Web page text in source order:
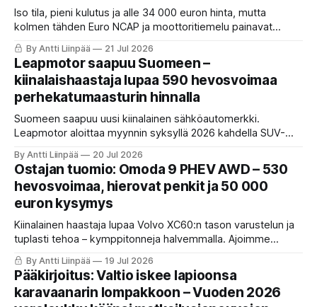
Iso tila, pieni kulutus ja alle 34 000 euron hinta, mutta
kolmen tähden Euro NCAP ja moottoritiemelu painavat
toisessa vaakakupissa. Istun tuomarina ja annan Dacia
Bigsterille tuomion vasta lopussa. Sinä maksat, ei
mainostaja.
By Antti Liinpää 21 Jul 2026
Leapmotor saapuu Suomeen –
kiinalaishaastaja lupaa 590 hevosvoimaa
perhekatumaasturin hinnalla
Suomeen saapuu uusi kiinalainen sähköautomerkki.
Leapmotor aloittaa myynnin syksyllä 2026 kahdella SUV-
tulee myös yli 900 kilometrin REEV-versio. Katsoimme, mitä
suomalaisen autonostajan kannattaa tästä oikeasti ajatella.
By Antti Liinpää 20 Jul 2026
Ostajan tuomio: Omoda 9 PHEV AWD – 530
hevosvoimaa, hierovat penkit ja 50 000
euron kysymys
Kiinalainen haastaja lupaa Volvo XC60:n tason varustelun ja
tuplasti tehoa – kymppitonneja halvemmalla. Ajoimme
Omoda 9 PHEV:n ja kerromme, missä se loistaa, missä
narahtaa ja kenelle se sopii.
By Antti Liinpää 19 Jul 2026
Pääkirjoitus: Valtio iskee lapioonsa
karavaanarin lompakkoon – Vuoden 2026